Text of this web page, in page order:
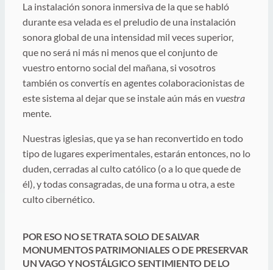
La instalación sonora inmersiva de la que se habló
durante esa velada es el preludio de una instalación
sonora global de una intensidad mil veces superior,
que no será ni más ni menos que el conjunto de
vuestro entorno social del mañana, si vosotros
también os convertís en agentes colaboracionistas de
este sistema al dejar que se instale aún más en vuestra
mente.
Nuestras iglesias, que ya se han reconvertido en todo
tipo de lugares experimentales, estarán entonces, no lo
duden, cerradas al culto católico (o a lo que quede de
él), y todas consagradas, de una forma u otra, a este
culto cibernético.
POR ESO NO SE TRATA SOLO DE SALVAR
MONUMENTOS PATRIMONIALES O DE PRESERVAR
UN VAGO Y NOSTÁLGICO SENTIMIENTO DE LO